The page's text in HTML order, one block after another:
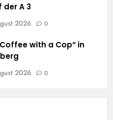
der A 3
2026 0
with a Cop“ in
2026 0